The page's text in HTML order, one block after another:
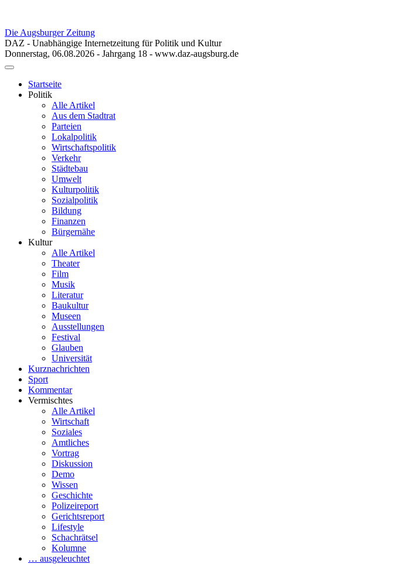
Die Augsburger Zeitung
DAZ - Unabhängige Internetzeitung für Politik und Kultur
Donnerstag, 06.08.2026 - Jahrgang 18 - www.daz-augsburg.de
Toggle
navigationStartseite
Politik
Alle Artikel
Aus dem Stadtrat
Parteien
Lokalpolitik
Wirtschaftspolitik
Verkehr
Städtebau
Umwelt
Kulturpolitik
Sozialpolitik
Bildung
Finanzen
Bürgernähe
Kultur
Alle Artikel
Theater
Film
Musik
Literatur
Baukultur
Museen
Ausstellungen
Festival
Glauben
Universität
Kurznachrichten
Sport
Kommentar
Vermischtes
Alle Artikel
Wirtschaft
Soziales
Amtliches
Vortrag
Diskussion
Demo
Wissen
Geschichte
Polizeireport
Gerichtsreport
Lifestyle
Schachrätsel
Kolumne
… ausgeleuchtet